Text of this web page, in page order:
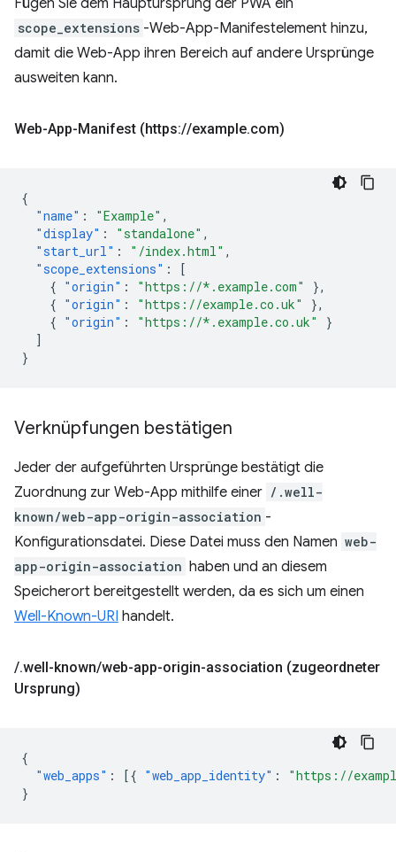
scope_extensions -Web-App-Manifestelement hinzu,
damit die Web-App ihren Bereich auf andere Ursprünge
ausweiten kann.
Web-App-Manifest (https://example.com)
{
"name" : "Example" ,
"display" : "standalone" ,
"start_url" : "/index.html" ,
"scope_extensions" :
[
{ "origin" : "https://*.example.com"
},
{ "origin" : "https://example.co.uk"
},
{ "origin" : "https://*.example.co.uk"
}
]
}
Verknüpfungen bestätigen
Jeder der aufgeführten Ursprünge bestätigt die
Zuordnung zur Web-App mithilfe einer /.well-
known/web-app-origin-association -
Konfigurationsdatei. Diese Datei muss den Namen web-
app-origin-association haben und an diesem
Speicherort bereitgestellt werden, da es sich um einen
Well-Known-URI handelt.
/.well-known/web-app-origin-association (zugeordneter
Ursprung)
{
"web_apps" : [{ "web_app_identity" :
"https://
}